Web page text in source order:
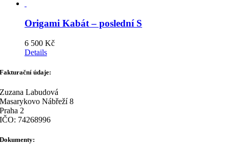
890 Kč. 800 Kč.
Origami Kabát – poslední S
6 500 Kč
Details
Fakturační údaje:
Zuzana Labudová
Masarykovo Nábřeží 8
Praha 2
IČO: 74268996
Dokumenty: